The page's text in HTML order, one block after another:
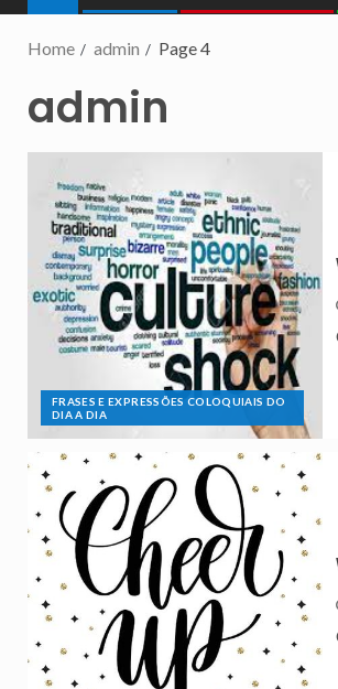
Home admin Page 4
admin
FRASES E EXPRESSÕES COLOQUIAIS DO
DIA A DIA